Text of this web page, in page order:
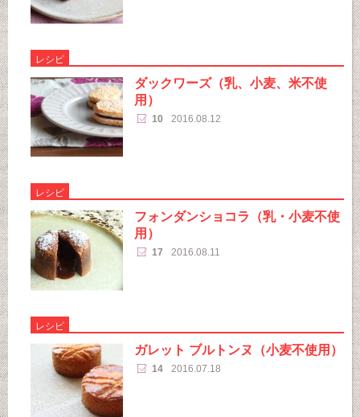
レシピ
ダックワーズ（乳、小麦、米不使
用）
10 2016.08.12
レシピ
フォンダンショコラ（乳・小麦不使
用）
17 2016.08.11
レシピ
ガレット ブルトンヌ（小麦不使用）
14 2016.07.18